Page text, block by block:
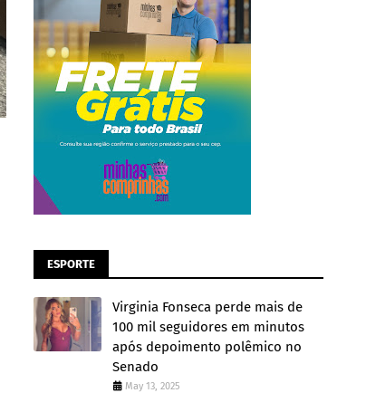
ESPORTE
Virginia Fonseca perde mais de
100 mil seguidores em minutos
após depoimento polêmico no
Senado
May 13, 2025